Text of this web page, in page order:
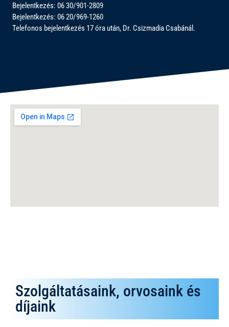
Bejelentkezés: 06 30/901-2809
Bejelentkezés: 06 20/969-1260
Telefonos bejelentkezés 17 óra után, Dr. Csizmadia Csabánál.
Szolgáltatásaink, orvosaink és
díjaink